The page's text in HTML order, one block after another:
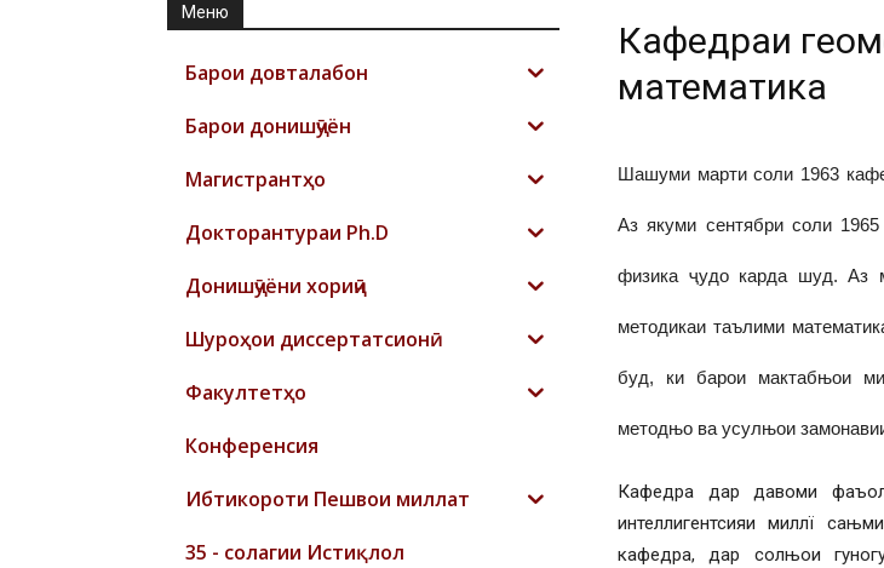
Кафедраи
математика
Шашуми марти соли 1963
Аз якуми сентябри соли
физика ҷудо карда шуд. Аз
методикаи таълими
буд, ки барои мактабњои
методњо ва усулњои
Кафедра дар давоми
интеллигентсияи миллї
кафедра, дар солњои
Меню
Барои довталабон
Барои донишҷӯён
Магистрантҳо
Докторантураи Ph.D
Донишҷӯёни хориҷӣ
Шyроҳои диссертатсионӣ
Факултетҳо
Конференсия
Ибтикороти Пешвои миллат
35 - солагии Истиқлол